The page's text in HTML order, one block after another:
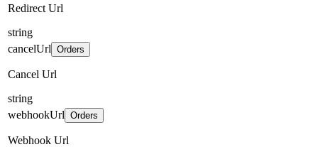
Redirect Url
string
cancelUrl Orders
Cancel Url
string
webhookUrl Orders
Webhook Url